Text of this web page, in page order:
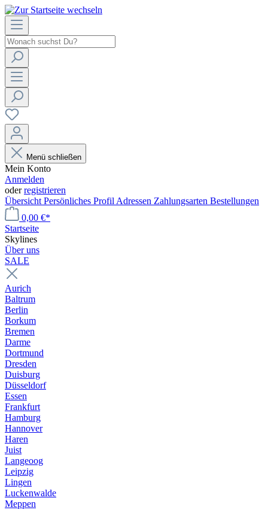
Menü schließen
Mein Konto
Anmelden
oderregistrieren
Übersicht Persönliches Profil Adressen Zahlungsarten Bestellungen
0,00 €*
Startseite
Skylines
Über uns
SALE
Aurich
Baltrum
Berlin
Borkum
Bremen
Darme
Dortmund
Dresden
Duisburg
Düsseldorf
Essen
Frankfurt
Hamburg
Hannover
Haren
Juist
Langeoog
Leipzig
Lingen
Luckenwalde
Meppen